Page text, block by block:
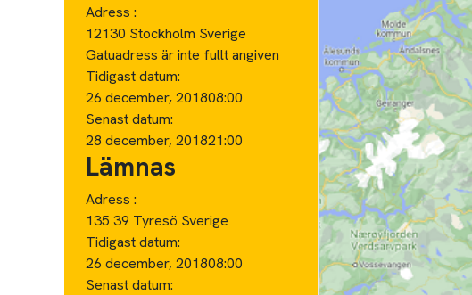
Adress :
12130 Stockholm Sverige
Gatuadress är inte fullt angiven
Tidigast datum:
26 december, 201808:00
Senast datum:
28 december, 201821:00
Lämnas
Adress :
135 39 Tyresö Sverige
Tidigast datum:
26 december, 201808:00
Senast datum: